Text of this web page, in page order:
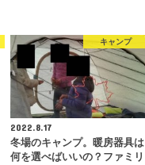
キャンプ
2022.8.17
冬場のキャンプ。暖房器具は
何を選べばいいの？ファミリ